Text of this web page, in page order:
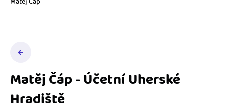
Správa kontaktů
Hlídání cashflow
Spolupráce s účetní
Nápověda
Šablony faktur
Matěj Čáp - Účetní Uherské
Hradiště